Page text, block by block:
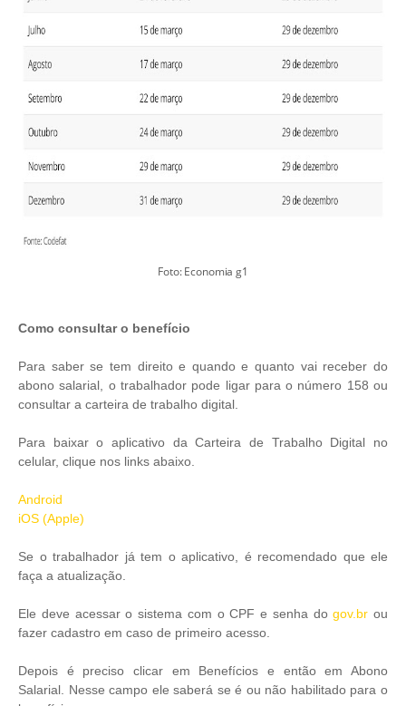
Foto: Economia g1
Como consultar o benefício
Para saber se tem direito e quando e quanto vai receber do
abono salarial, o trabalhador pode ligar para o número 158 ou
consultar a carteira de trabalho digital.
Para baixar o aplicativo da Carteira de Trabalho Digital no
celular, clique nos links abaixo.
Android
iOS (Apple)
Se o trabalhador já tem o aplicativo, é recomendado que ele
faça a atualização.
Ele deve acessar o sistema com o CPF e senha dogov.br ou
fazer cadastro em caso de primeiro acesso.
Depois é preciso clicar em Benefícios e então em Abono
Salarial. Nesse campo ele saberá se é ou não habilitado para o